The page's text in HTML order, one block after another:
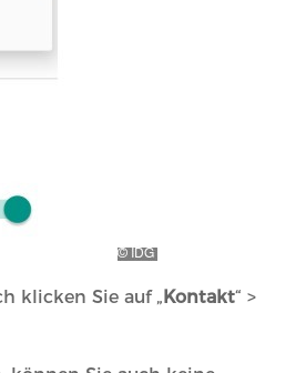
klicken Sie auf „Kontakt“ >